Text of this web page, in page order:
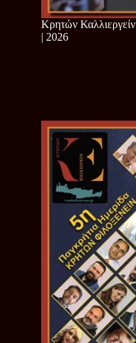
Κρητών Καλλιεργείν
| 2026